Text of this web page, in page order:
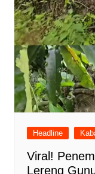
Headline
Viral!
Lereng